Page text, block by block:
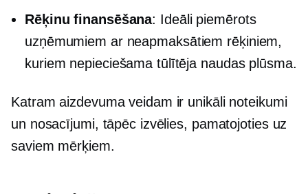
Rēķinu finansēšana: Ideāli piemērots
uzņēmumiem ar neapmaksātiem rēķiniem,
kuriem nepieciešama tūlītēja naudas plūsma.
Katram aizdevuma veidam ir unikāli noteikumi
un nosacījumi, tāpēc izvēlies, pamatojoties uz
saviem mērķiem.